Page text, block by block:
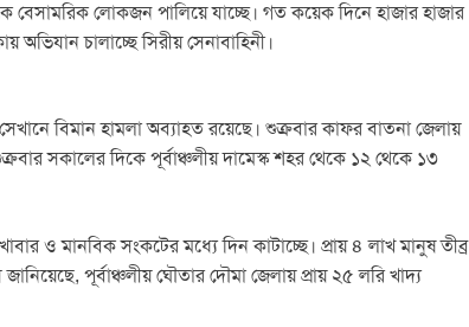
বেসামরিক লোকজন পালিয়ে যাচ্ছে। গত কয়েক দিনে হাজার হাজার
চালাচ্ছে সিরীয় সেনাবাহিনী।
বিমান হামলা অব্যাহত রয়েছে। শুক্রবার কাফর বাতনা জেলায়
সকালের দিকে পূর্বাঞ্চলীয় দামেস্ক শহর থেকে ১২ থেকে ১৩
ও মানবিক সংকটের মধ্যে দিন কাটাচ্ছে। প্রায় ৪ লাখ মানুষ তীব্র
পূর্বাঞ্চলীয় ঘৌতার দৌমা জেলায় প্রায় ২৫ লরি খাদ্য